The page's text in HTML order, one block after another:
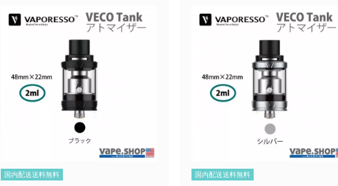
国内配送送料無料 国内配送送料無料